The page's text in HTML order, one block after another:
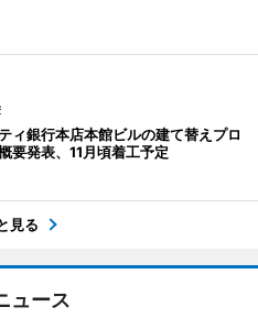
ィ銀行本店本館ビルの建て替えプロ
要発表、11月頃着工予定
見る
ュース